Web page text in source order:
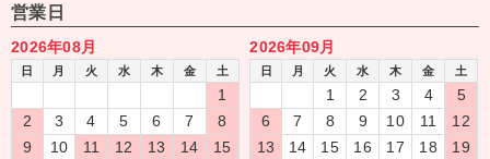
営業日
2026年08月
日 月 火 水 木 金 土
1
2
3 4 5 6 7
8
9
10 11 12 13 14
15
2026年09月
日 月 火 水 木 金 土
1 2 3 4
5
6
7 8 9 10 11
12
13
14 15 16 17 18
19